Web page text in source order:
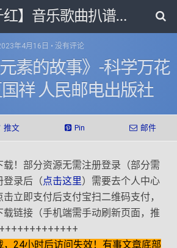
【万紫千红】音乐歌曲扒谱打带和电子书影视剧资源网
年4月16日 • 没有评论
素的故事》-科学万花
祥 人民邮电出版社
推文 Pin 邮件
！部分资源无需注册登录（部分需
登录后（点击这里）需要去个人中心
击立即支付后支付宝扫二维码支付，
链接（手机端需手动刷新页面，推
24小时后访问失效！有事文章底部